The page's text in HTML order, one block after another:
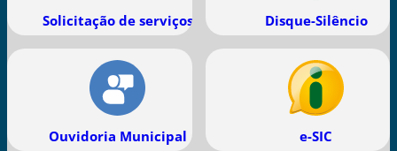
Solicitação de serviços Disque-Silêncio
Ouvidoria Municipal e-SIC